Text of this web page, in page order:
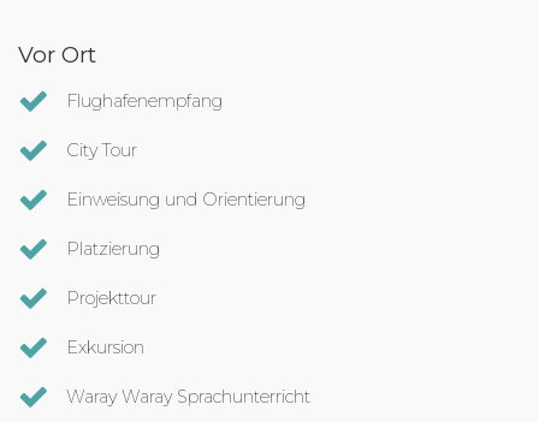
Vor Ort
Flughafenempfang
City Tour
Einweisung und Orientierung
Platzierung
Projekttour
Exkursion
Waray Waray Sprachunterricht